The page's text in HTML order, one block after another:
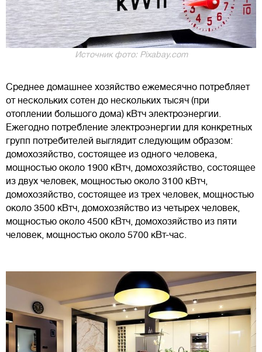
Источник фото: Pixabay.com
Среднее домашнее хозяйство ежемесячно потребляет
от нескольких сотен до нескольких тысяч (при
отоплении большого дома) кВтч электроэнергии.
Ежегодно потребление электроэнергии для конкретных
групп потребителей выглядит следующим образом:
домохозяйство, состоящее из одного человека,
мощностью около 1900 кВтч, домохозяйство, состоящее
из двух человек, мощностью около 3100 кВтч,
домохозяйство, состоящее из трех человек, мощностью
около 3500 кВтч, домохозяйство из четырех человек,
мощностью около 4500 кВтч, домохозяйство из пяти
человек, мощностью около 5700 кВт-час.